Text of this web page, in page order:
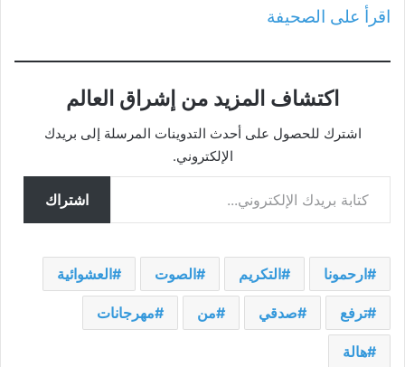
اقرأ على الصحيفة
اكتشاف المزيد من إشراق العالم
اشترك للحصول على أحدث التدوينات المرسلة إلى بريدك
الإلكتروني.
كتابة بريدك الإلكتروني...
اشتراك
ارحمونا التكريم الصوت العشوائية
ترفع صدقي من مهرجانات
هالة